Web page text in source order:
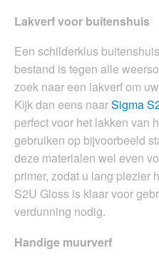
Lakverf voor buitenshuis
Een schilderklus
bestand is tegen alle
zoek naar een lakverf om
Kijk dan eens naarSigma
perfect voor het lakken van
gebruiken op bijvoorbeeld
deze materialen wel even
primer, zodat u lang plezier
S2U Gloss is klaar voor
verdunning nodig.
Handige muurverf